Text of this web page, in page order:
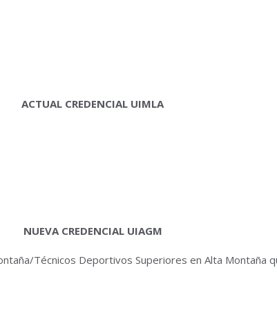
ACTUAL CREDENCIAL UIMLA
NUEVA CREDENCIAL UIAGM
Técnicos Deportivos Superiores en Alta Montaña